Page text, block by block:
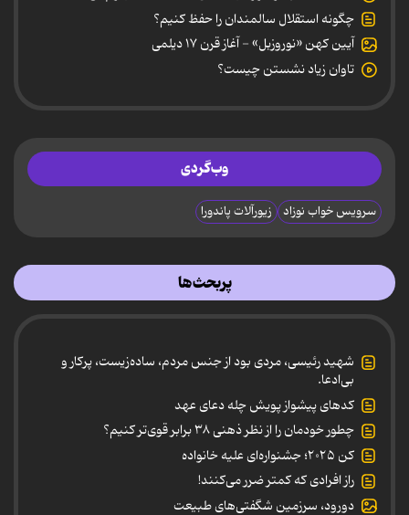
چگونه استقلال سالمندان را حفظ کنیم؟
آیین کهن «نوروزبل» - آغاز قرن ۱۷ دیلمی
تاوان زیاد نشستن چیست؟
وب‌گردی
سرویس خواب نوزاد زیورآلات پاندورا
پربحث‌ها
شهید رئیسی، مردی بود از جنس مردم، ساده‌زیست، پرکار و
بی‌ادعا.
کدهای پیشواز پویش چله دعای عهد
چطور خودمان را از نظر ذهنی ۳۸ برابر قوی‌تر کنیم؟
کن ۲۰۲۵؛ جشنواره‌ای علیه خانواده
راز افرادی که کمتر ضرر می‌کنند!
دورود، سرزمین شگفتی‌های طبیعت